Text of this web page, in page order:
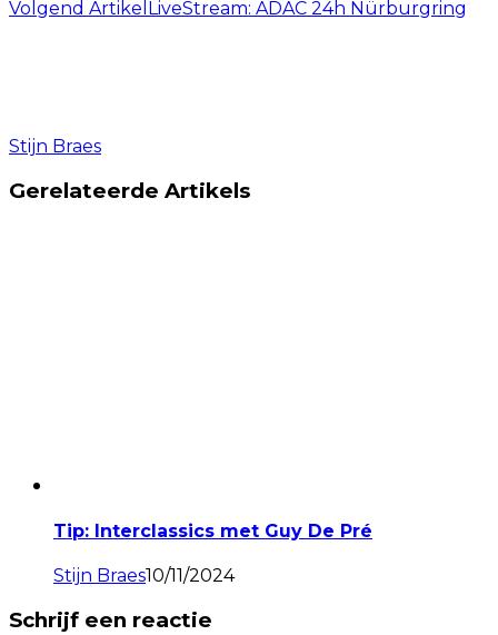
Volgend Artikel LiveStream: ADAC 24h Nürburgring
Stijn Braes
Gerelateerde Artikels
Tip: Interclassics met Guy De Pré
Stijn Braes10/11/2024
Schrijf een reactie